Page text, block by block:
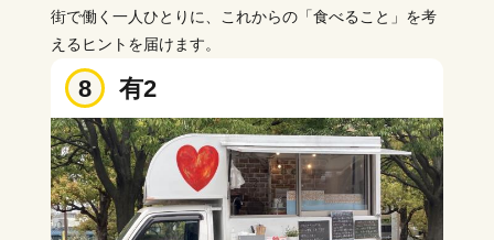
街で働く一人ひとりに、これからの「食べること」を考
えるヒントを届けます。
8 有2